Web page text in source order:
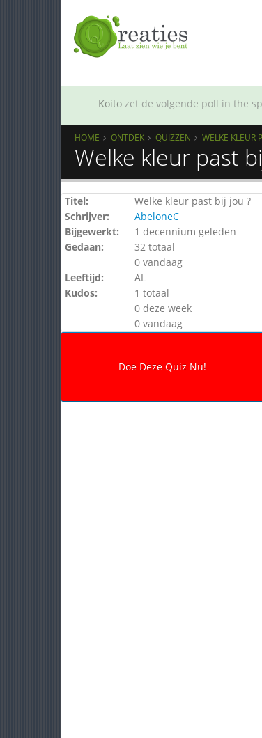
Koito zet de volgende poll in the
HOME ONTDEK QUIZZEN WELKE KLEUR
Welke kleur past
Titel:
Welke kleur past bij jou ?
Schrijver:
AbeloneC
Bijgewerkt:
1 decennium geleden
Gedaan:
32 totaal
0 vandaag
Leeftijd:
AL
Kudos:
1 totaal
0 deze week
0 vandaag